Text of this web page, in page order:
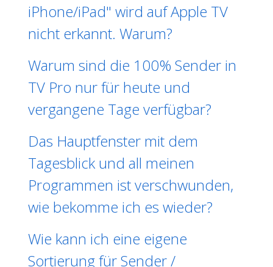
iPhone/iPad" wird auf Apple TV
nicht erkannt. Warum?
Warum sind die 100% Sender in
TV Pro nur für heute und
vergangene Tage verfügbar?
Das Hauptfenster mit dem
Tagesblick und all meinen
Programmen ist verschwunden,
wie bekomme ich es wieder?
Wie kann ich eine eigene
Sortierung für Sender /